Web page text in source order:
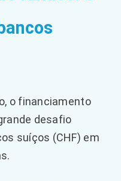
o financiamento
desafio
suíços (CHF) em